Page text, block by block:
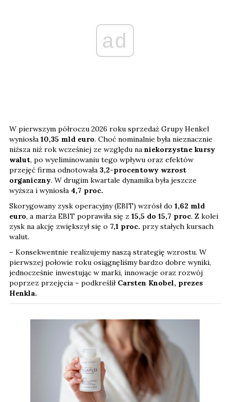
ad
W pierwszym półroczu 2026 roku sprzedaż Grupy Henkel
wyniosła 10,35 mld euro. Choć nominalnie była nieznacznie
niższa niż rok wcześniej ze względu na niekorzystne kursy
walut, po wyeliminowaniu tego wpływu oraz efektów
przejęć firma odnotowała 3,2-procentowy wzrost
organiczny. W drugim kwartale dynamika była jeszcze
wyższa i wyniosła 4,7 proc.
Skorygowany zysk operacyjny (EBIT) wzrósł do 1,62 mld
euro, a marża EBIT poprawiła się z 15,5 do 15,7 proc. Z kolei
zysk na akcję zwiększył się o 7,1 proc. przy stałych kursach
walut.
– Konsekwentnie realizujemy naszą strategię wzrostu. W
pierwszej połowie roku osiągnęliśmy bardzo dobre wyniki,
jednocześnie inwestując w marki, innowacje oraz rozwój
poprzez przejęcia – podkreślił Carsten Knobel, prezes
Henkla.